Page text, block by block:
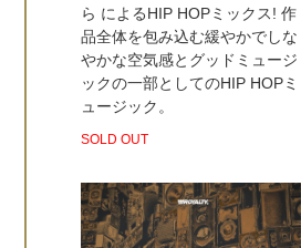
ら によるHIP HOPミックス! 作
品全体を包み込む緩やかでしな
やかな空気感とグッドミュージ
ックの一部としてのHIP HOPミ
ュージック。
SOLD OUT